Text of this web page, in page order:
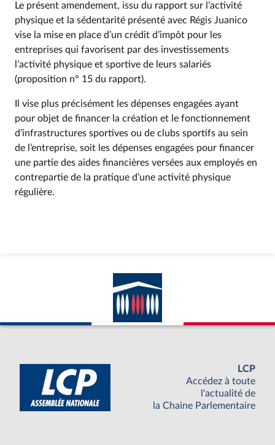
Le présent amendement, issu du rapport sur l’activité
physique et la sédentarité présenté avec Régis Juanico
vise la mise en place d’un crédit d’impôt pour les
entreprises qui favorisent par des investissements
l’activité physique et sportive de leurs salariés
(proposition n° 15 du rapport).
Il vise plus précisément les dépenses engagées ayant
pour objet de financer la création et le fonctionnement
d’infrastructures sportives ou de clubs sportifs au sein
de l’entreprise, soit les dépenses engagées pour financer
une partie des aides financières versées aux employés en
contrepartie de la pratique d’une activité physique
régulière.
LCP
Accédez à toute
l'actualité de
la Chaine Parlementaire